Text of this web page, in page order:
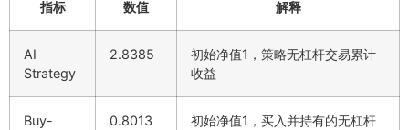
指标 数值 解释
AI
Strategy
2.8385
初始净值1，策略无杠杆交易累计
收益
Buy-
0.8013
初始净值1，买入并持有的无杠杆